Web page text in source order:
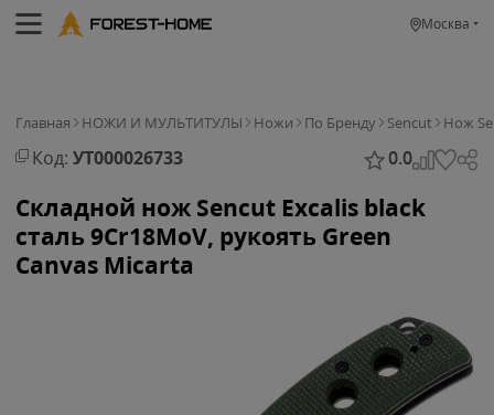
Москва
Главная НОЖИ И МУЛЬТИТУЛЫ Ножи По Бренду Sencut Нож
Код: УТ000026733 0.0
Складной нож Sencut Excalis black
сталь 9Cr18MoV, рукоять Green
Canvas Micarta